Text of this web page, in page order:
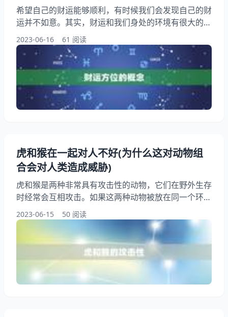
希望自己的财运能够顺利，有时候我们会发现自己的财
运并不如意。其实，财运和我们身处的环境有很大的关
系。在风水学中，有一种说法是财运方位，也就是说我
们身处的方位会对我们的财运产生影响。属鸡的人今日
财运方位是什么呢？本文将为大家介绍财运方位如何影
响你的财富运势。 一、财运方位的概念 财运方位是指
人们身处的环境对其财运产生的影响。在风水学中，财
运方位是一个非常概念，它可以帮助人们找到适合自己
的财运方位
2023-06-16 61 阅读
虎和猴在一起对人不好(为什么这对动物组
合会对人类造成威胁)
虎和猴是两种非常具有攻击性的动物，它们在野外生存
时经常会互相攻击。如果这两种动物被放在同一个环境
中，它们会形成一种危险的组合，对人类造成威胁。本
文将详细讨论虎和猴在一起对人类的危害，并分析其原
因。 一、虎和猴的攻击性 虎是一种非常凶猛的猫科动
物，它们通常生活在亚洲的森林和草原地带。虎的身体
非常强壮，能够轻松地捕杀大型猎物。而猴子则是一种
非常灵活的灵长类动物，它们通常生活在树上
2023-06-15 50 阅读